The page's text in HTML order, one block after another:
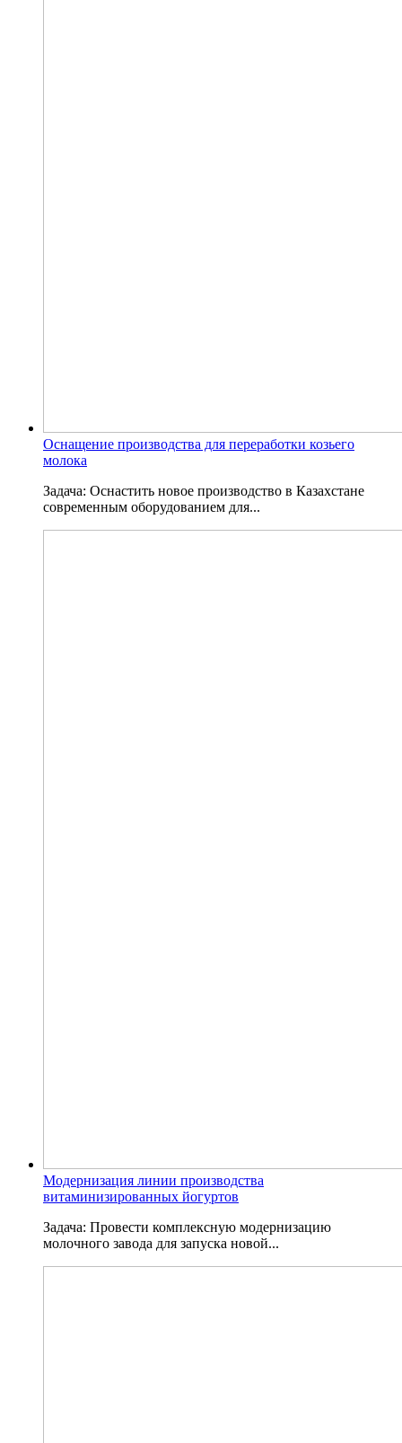
Оснащение производства для переработки козьего
молока
Задача: Оснастить новое производство в Казахстане
современным оборудованием для...
Модернизация линии производства
витаминизированных йогуртов
Задача: Провести комплексную модернизацию
молочного завода для запуска новой...